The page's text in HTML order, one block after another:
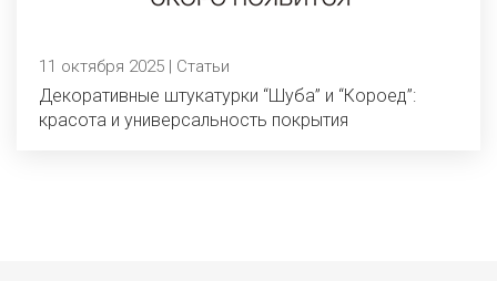
11 октября 2025 | Статьи
Декоративные штукатурки “Шуба” и “Короед”:
красота и универсальность покрытия